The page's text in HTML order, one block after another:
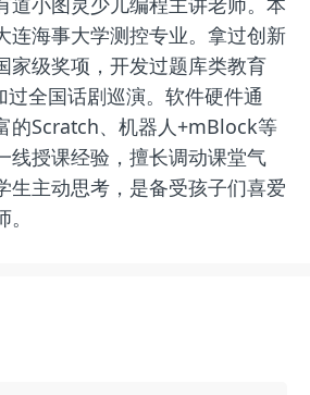
连海事大学测控专业。拿过创新
家级奖项，开发过题库类教育
过全国话剧巡演。软件硬件通
的Scratch、机器人+mBlock等
线授课经验，擅长调动课堂气
生主动思考，是备受孩子们喜爱